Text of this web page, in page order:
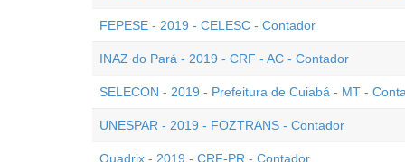
FEPESE - 2019 - CELESC - Contador
INAZ do Pará - 2019 - CRF - AC - Contador
SELECON - 2019 - Prefeitura de Cuiabá - MT -
UNESPAR - 2019 - FOZTRANS - Contador
Quadrix - 2019 - CRF-PR - Contador